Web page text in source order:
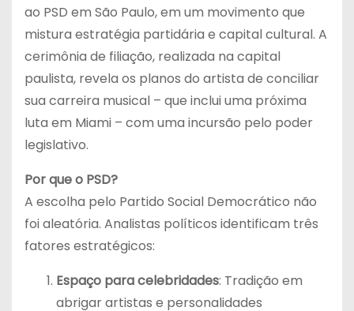
ao PSD em São Paulo, em um movimento que
mistura estratégia partidária e capital cultural. A
cerimônia de filiação, realizada na capital
paulista, revela os planos do artista de conciliar
sua carreira musical – que inclui uma próxima
luta em Miami – com uma incursão pelo poder
legislativo.
Por que o PSD?
A escolha pelo Partido Social Democrático não
foi aleatória. Analistas políticos identificam três
fatores estratégicos:
Espaço para celebridades: Tradição em
abrigar artistas e personalidades